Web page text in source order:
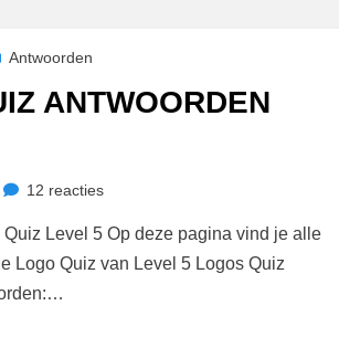
Antwoorden
ANTWOORDEN
12 reactiesop
Quiz
Antwoorden
Level 5 Op deze pagina vind je alle
Logo Quiz van Level 5 Logos Quiz